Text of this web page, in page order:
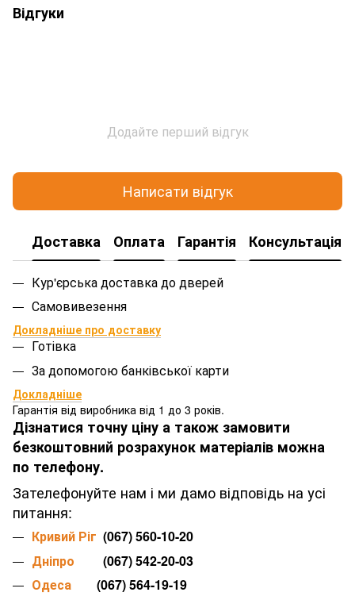
Відгуки
Додайте перший відгук
Написати відгук
Доставка Оплата Гарантія Консультація
Кур'єрська доставка до дверей
Самовивезення
Докладніше про доставку
Готівка
За допомогою банківської карти
Докладніше
Гарантія від виробника від 1 до 3 років.
Дізнатися точну ціну а також замовити
безкоштовний розрахунок матеріалів можна
по телефону.
Зателефонуйте нам і ми дамо відповідь на усі
питання:
Кривий Ріг (067) 560-10-20
Дніпро (067) 542-20-03
Одеса (067) 564-19-19